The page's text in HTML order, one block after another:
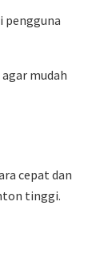
pengguna
mudah
cepat dan
tinggi.